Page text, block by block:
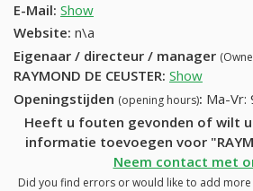
E-Mail: Show
Website: n\a
Eigenaar / directeur / manager
RAYMOND DE CEUSTER: Show
Openingstijden (opening hours): Ma-Vr:
Heeft u fouten gevonden of wilt
informatie toevoegen voor
Neem contact met
Did you find errors or would like to add